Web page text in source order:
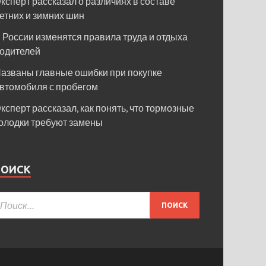
и зимних шин
России изменятся правила труда и отдыха
главные ошибки при покупке
с пробегом
рассказал, как понять, что тормозные
требуют замены